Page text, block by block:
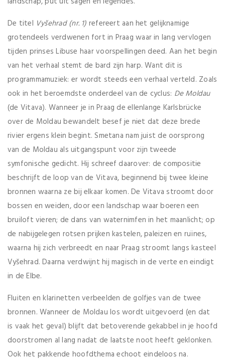
De titel Vyšehrad (nr. 1) refereert aan het gelijknamige
grotendeels verdwenen fort in Praag waar in lang vervlogen
tijden prinses Libuse haar voorspellingen deed. Aan het begin
van het verhaal stemt de bard zijn harp. Want dit is
programmamuziek: er wordt steeds een verhaal verteld. Zoals
ook in het beroemdste onderdeel van de cyclus: De Moldau
(de Vitava). Wanneer je in Praag de ellenlange Karlsbrücke
over de Moldau bewandelt besef je niet dat deze brede
rivier ergens klein begint. Smetana nam juist de oorsprong
van de Moldau als uitgangspunt voor zijn tweede
symfonische gedicht. Hij schreef daarover: de compositie
beschrijft de loop van de Vitava, beginnend bij twee kleine
bronnen waarna ze bij elkaar komen. De Vitava stroomt door
bossen en weiden, door een landschap waar boeren een
bruiloft vieren; de dans van waternimfen in het maanlicht; op
de nabijgelegen rotsen prijken kastelen, paleizen en ruïnes,
waarna hij zich verbreedt en naar Praag stroomt langs kasteel
Vyšehrad. Daarna verdwijnt hij magisch in de verte en eindigt
in de Elbe.
Fluiten en klarinetten verbeelden de golfjes van de twee
bronnen. Wanneer de Moldau los wordt uitgevoerd (en dat
is vaak het geval) blijft dat betoverende gekabbel in je hoofd
doorstromen al lang nadat de laatste noot heeft geklonken.
Ook het pakkende hoofdthema echoot eindeloos na.